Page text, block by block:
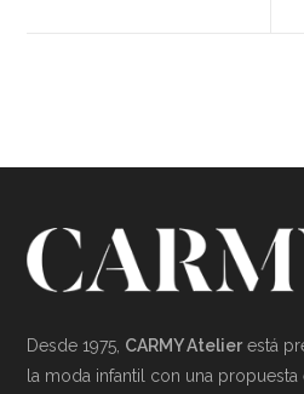
Desde 1975, CARMY Atelier está
la moda infantil con una